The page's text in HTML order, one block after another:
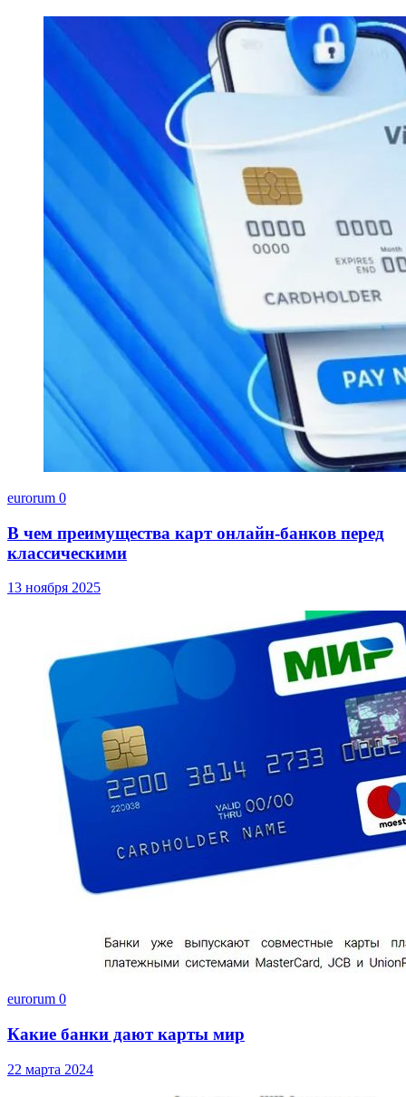
eurorum 0
В чем преимущества карт онлайн-банков перед
классическими
13 ноября 2025
eurorum 0
Какие банки дают карты мир
22 марта 2024